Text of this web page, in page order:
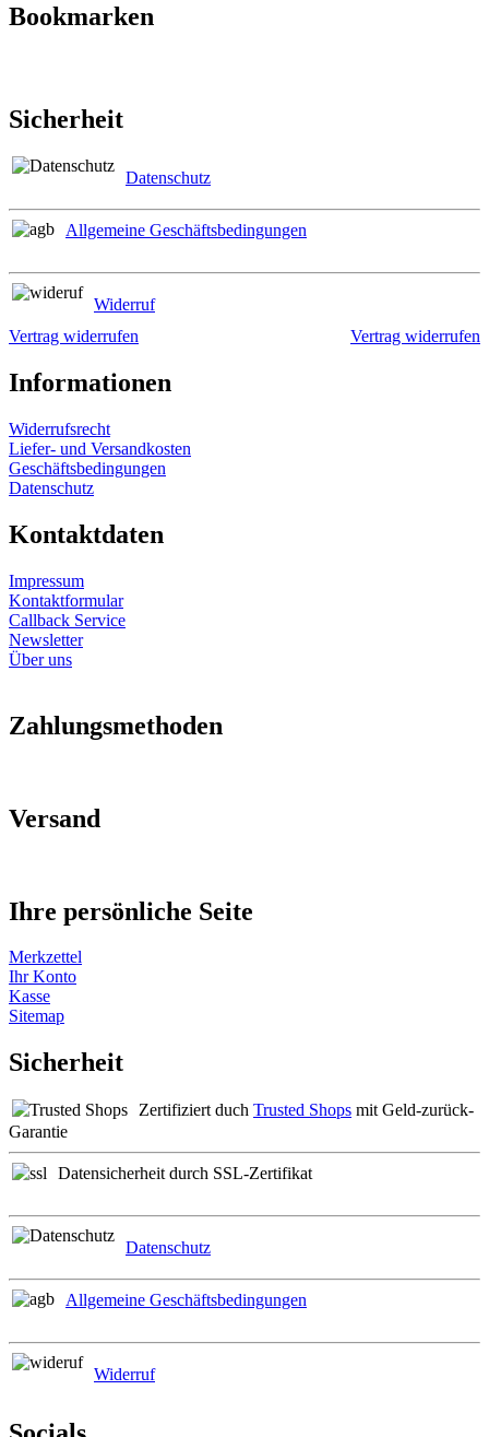
Bookmarken
Sicherheit
Datenschutz
Allgemeine Geschäftsbedingungen
Widerruf
Vertrag widerrufen
Vertrag widerrufen
Informationen
Widerrufsrecht
Liefer- und Versandkosten
Geschäftsbedingungen
Datenschutz
Kontaktdaten
Impressum
Kontaktformular
Callback Service
Newsletter
Über uns
Zahlungsmethoden
Versand
Ihre persönliche Seite
Merkzettel
Ihr Konto
Kasse
Sitemap
Sicherheit
Zertifiziert duch Trusted Shops mit Geld-zurück-
Garantie
Datensicherheit durch SSL-Zertifikat
Datenschutz
Allgemeine Geschäftsbedingungen
Widerruf